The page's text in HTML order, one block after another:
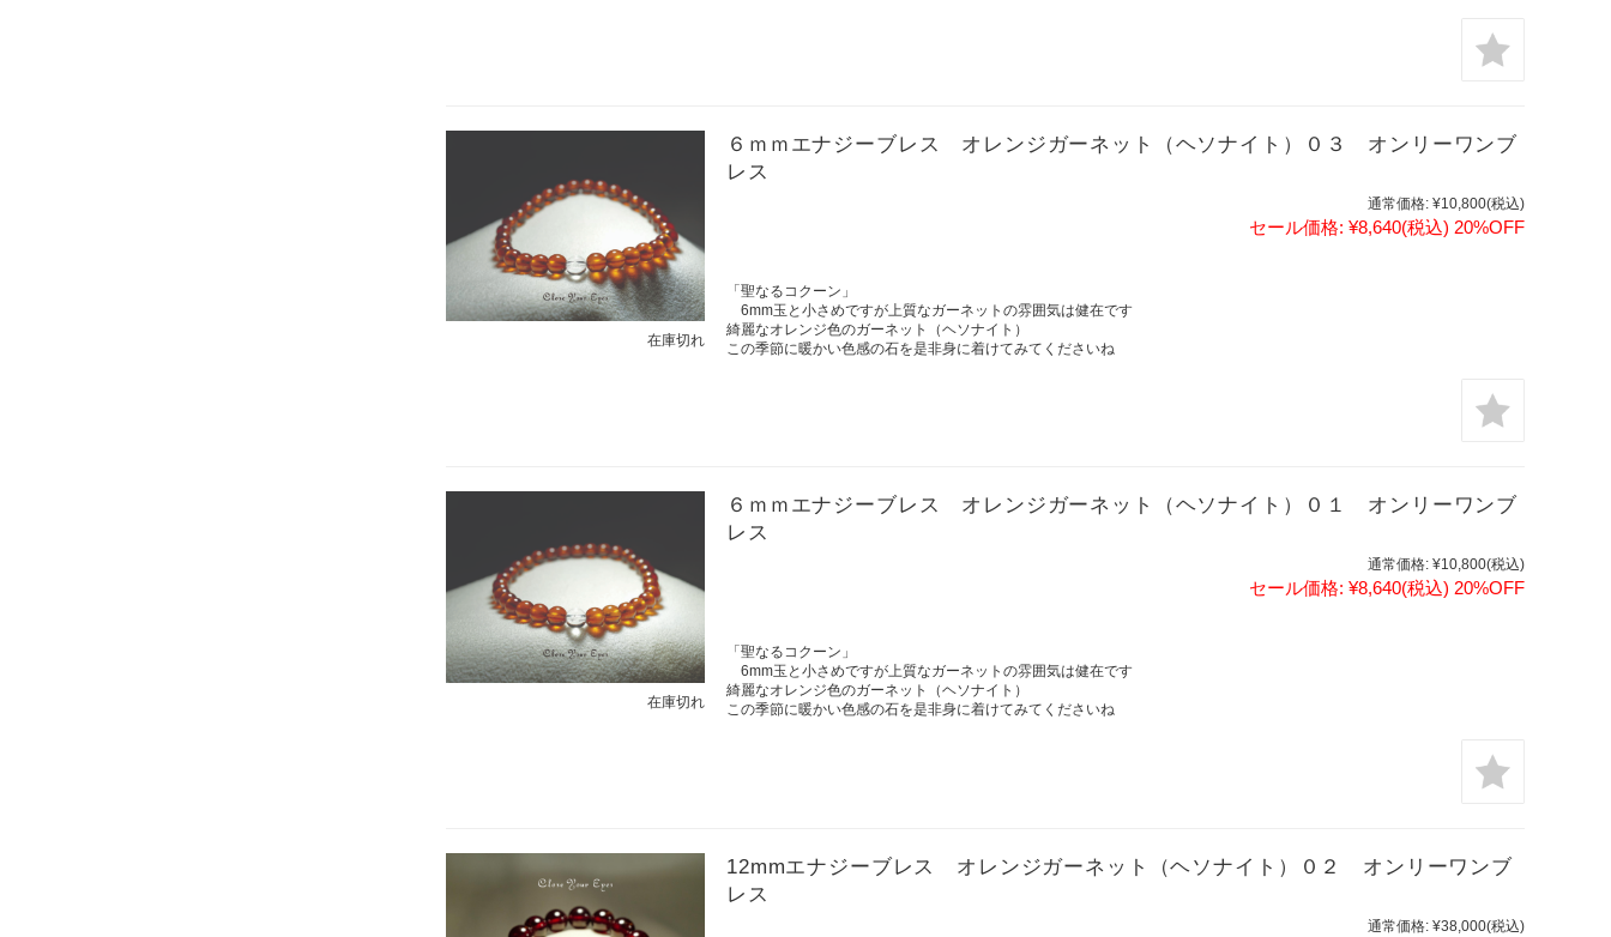
在庫切れ
６ｍｍエナジーブレス オレンジガーネット（ヘソナイト）０３ オンリーワンブ
レス
通常価格: ¥10,800(税込)
セール価格: ¥8,640(税込) 20%OFF
「聖なるコクーン」
6mm玉と小さめですが上質なガーネットの雰囲気は健在です
綺麗なオレンジ色のガーネット（ヘソナイト）
この季節に暖かい色感の石を是非身に着けてみてくださいね
在庫切れ
６ｍｍエナジーブレス オレンジガーネット（ヘソナイト）０１ オンリーワンブ
レス
通常価格: ¥10,800(税込)
セール価格: ¥8,640(税込) 20%OFF
「聖なるコクーン」
6mm玉と小さめですが上質なガーネットの雰囲気は健在です
綺麗なオレンジ色のガーネット（ヘソナイト）
この季節に暖かい色感の石を是非身に着けてみてくださいね
12mmエナジーブレス オレンジガーネット（ヘソナイト）０２ オンリーワンブ
レス
通常価格: ¥38,000(税込)